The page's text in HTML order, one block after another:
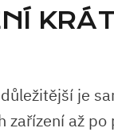
je
zařízení až